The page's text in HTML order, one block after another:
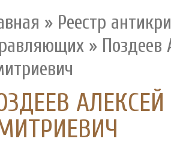
» Реестр
» Поздеев
АЛЕКСЕЙ